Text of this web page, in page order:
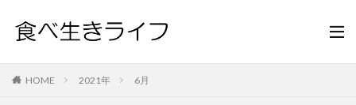
HOME 2021年 6月